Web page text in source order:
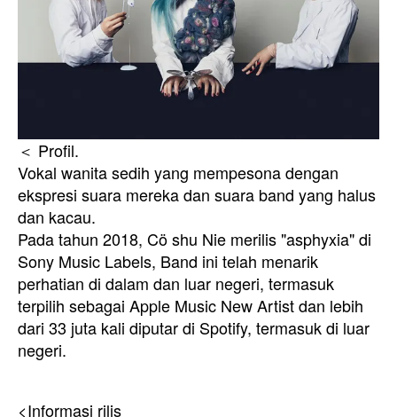
＜ Profil.
Vokal wanita sedih yang mempesona dengan
ekspresi suara mereka dan suara band yang halus
dan kacau.
Pada tahun 2018, Cö shu Nie merilis "asphyxia" di
Sony Music Labels, Band ini telah menarik
perhatian di dalam dan luar negeri, termasuk
terpilih sebagai Apple Music New Artist dan lebih
dari 33 juta kali diputar di Spotify, termasuk di luar
negeri.
<Informasi rilis